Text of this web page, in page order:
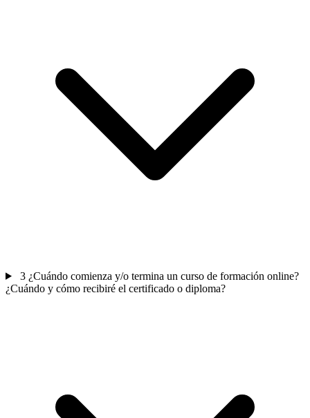
3 ¿Cuándo comienza y/o termina un curso de formación online?
¿Cuándo y cómo recibiré el certificado o diploma?